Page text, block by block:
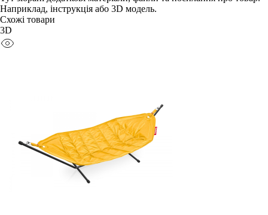
Наприклад, інструкція або 3D модель.
Схожі товари
3D